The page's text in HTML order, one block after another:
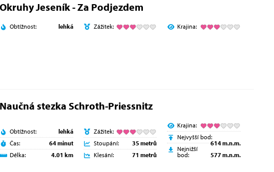
Okruhy Jeseník - Za Podjezdem
Obtížnost: lehká Zážitek: Krajina:
Naučná stezka Schroth-Priessnitz
Obtížnost:
lehká
Čas:
64 minut
Délka:
4.01 km
Zážitek:
Stoupání:
35 metrů
Klesání:
71 metrů
Krajina:
Nejvyšší bod:
614 m.n.m.
Nejnižší
bod:
577 m.n.m.